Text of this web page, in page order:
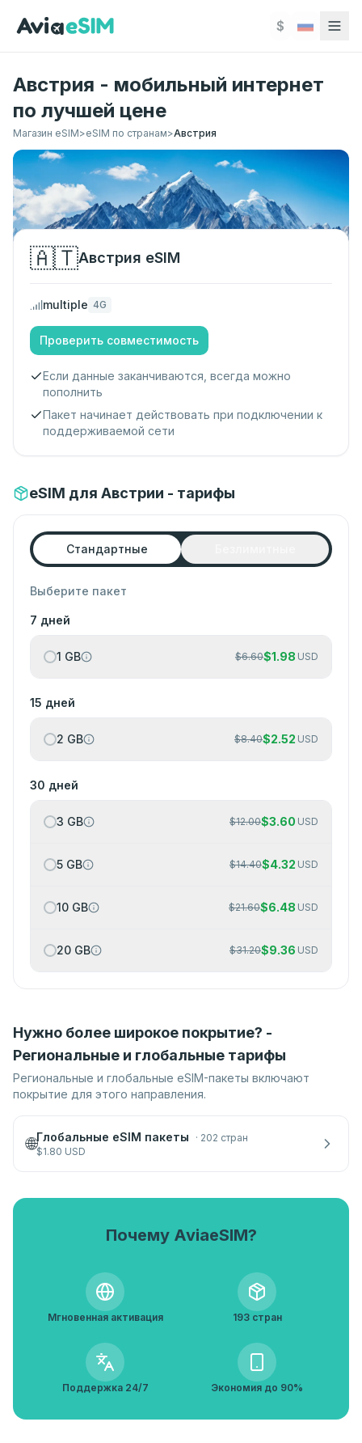
$
Австрия - мобильный интернет
по лучшей цене
Магазин eSIM>eSIM по странам>Австрия
🇦🇹Австрия eSIM
multiple 4G
Проверить совместимость
Если данные заканчиваются, всегда можно
пополнить
Пакет начинает действовать при подключении к
поддерживаемой сети
eSIM для Австрии - тарифы
Стандартные
Выберите пакет
7 дней
1 GB $6.60$1.98 USD
15 дней
2 GB $8.40$2.52 USD
30 дней
3 GB $12.00$3.60 USD
5 GB $14.40$4.32 USD
10 GB $21.60$6.48 USD
20 GB $31.20$9.36 USD
Нужно более широкое покрытие? -
Региональные и глобальные тарифы
Региональные и глобальные eSIM-пакеты включают
покрытие для этого направления.
🌐Глобальные eSIM пакеты · 202 стран
$1.80 USD
Почему AviaeSIM?
Мгновенная активация 193 стран
Поддержка 24/7 Экономия до 90%